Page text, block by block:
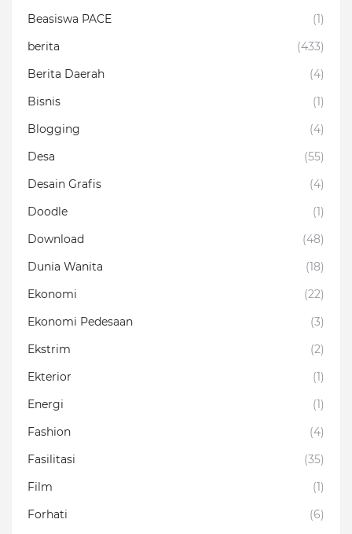
Beasiswa PACE
(1)
berita
(433)
Berita Daerah
(4)
Bisnis
(1)
Blogging
(4)
Desa
(55)
Desain Grafis
(4)
Doodle
(1)
Download
(48)
Dunia Wanita
(18)
Ekonomi
(22)
Ekonomi Pedesaan
(3)
Ekstrim
(2)
Ekterior
(1)
Energi
(1)
Fashion
(4)
Fasilitasi
(35)
Film
(1)
Forhati
(6)